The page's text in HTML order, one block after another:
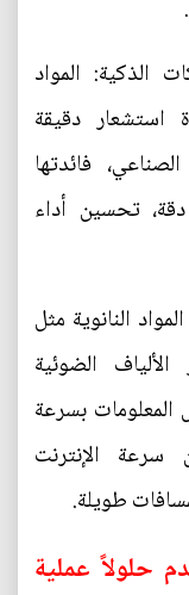
الذكية: المواد
استشعار دقيقة
فائدتها
تحسين أداء
النانوية مثل
الضوئية
بسرعة
سرعة الإنترنت
طويلة.
حلولاً عملية